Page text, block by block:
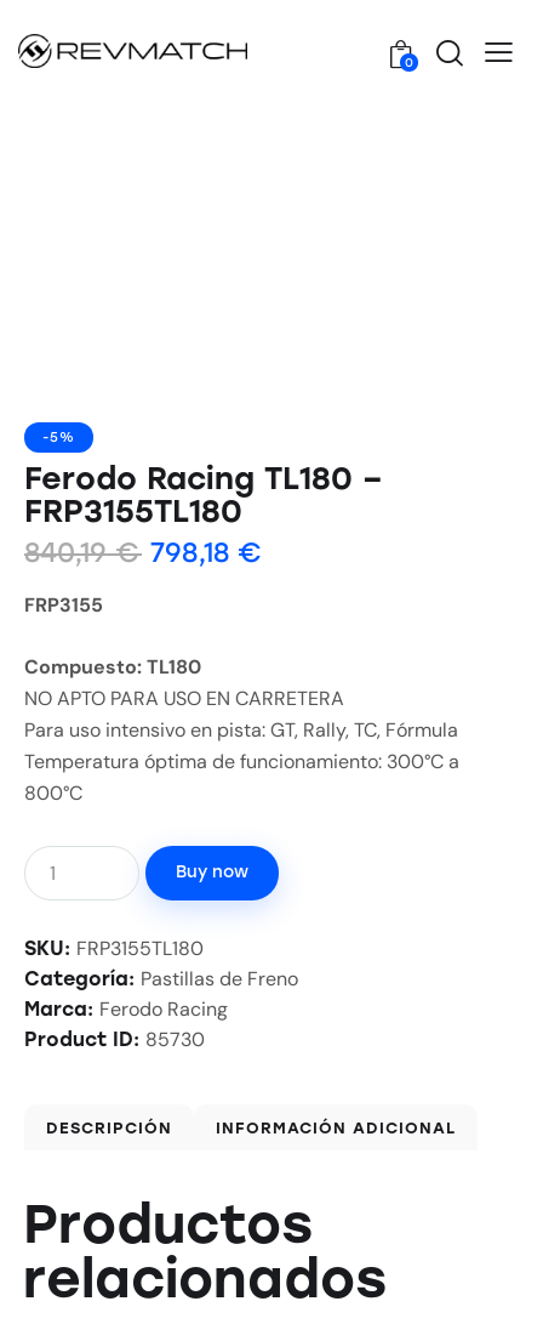
0
-5%
Ferodo Racing TL180 –
FRP3155TL180
840,19€ 798,18 €
FRP3155
Compuesto: TL180
NO APTO PARA USO EN CARRETERA
Para uso intensivo en pista: GT, Rally, TC, Fórmula
Temperatura óptima de funcionamiento: 300°C a
800°C
Buy now
SKU: FRP3155TL180
Categoría: Pastillas de Freno
Marca: Ferodo Racing
Product ID: 85730
DESCRIPCIÓN INFORMACIÓN ADICIONAL
Productos
relacionados